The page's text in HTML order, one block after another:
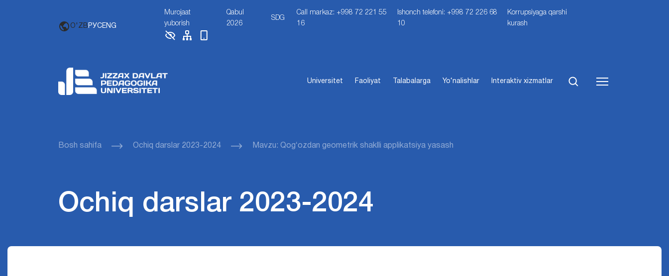
O'ZB РУСENG
Murojaat
yuborish
Qabul
2026
SDG
Call markaz: +998 72 221 55
16
Ishonch telefoni: +998 72 226 68
10
Korrupsiyaga qarshi
kurash
Universitet Faoliyat Talabalarga Yo‘nalishlar Interaktiv xizmatlar
Bosh sahifa Ochiq darslar 2023-2024 Mavzu: Qogʻozdan geometrik shaklli applikatsiya yasash
Ochiq darslar 2023-2024